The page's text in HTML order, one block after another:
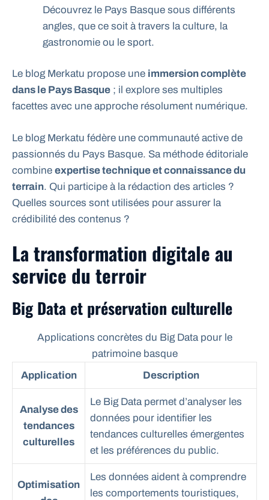
Découvrez le Pays Basque sous différents
angles, que ce soit à travers la culture, la
gastronomie ou le sport.
Le blog Merkatu propose une immersion complète
dans le Pays Basque ; il explore ses multiples
facettes avec une approche résolument numérique.
Le blog Merkatu fédère une communauté active de
passionnés du Pays Basque. Sa méthode éditoriale
combine expertise technique et connaissance du
terrain. Qui participe à la rédaction des articles ?
Quelles sources sont utilisées pour assurer la
crédibilité des contenus ?
La transformation digitale au
service du terroir
Big Data et préservation culturelle
Applications concrètes du Big Data pour le
patrimoine basque
Application
Description
Analyse des
tendances
culturelles
Le Big Data permet d’analyser les
données pour identifier les
tendances culturelles émergentes
et les préférences du public.
Optimisation
Les données aident à comprendre
les comportements touristiques,